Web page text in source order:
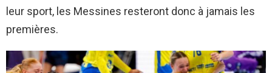
leur sport, les Messines resteront donc à jamais les
premières.